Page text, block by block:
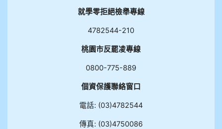
就學零拒絕檢舉專線
4782544-210
桃園市反罷凌專線
0800-775-889
個資保護聯絡窗口
電話: (03)4782544
傳真: (03)4750086